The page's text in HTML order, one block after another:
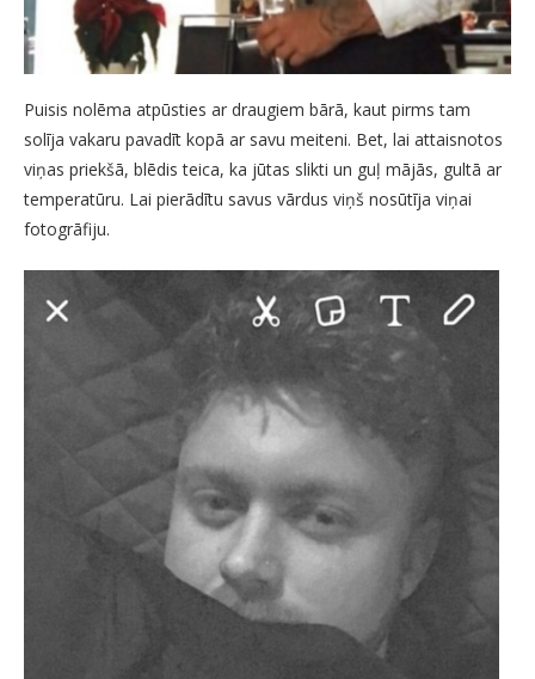
Puisis nolēma atpūsties ar draugiem bārā, kaut pirms tam
solīja vakaru pavadīt kopā ar savu meiteni. Bet, lai attaisnotos
viņas priekšā, blēdis teica, ka jūtas slikti un guļ mājās, gultā ar
temperatūru. Lai pierādītu savus vārdus viņš nosūtīja viņai
fotogrāfiju.